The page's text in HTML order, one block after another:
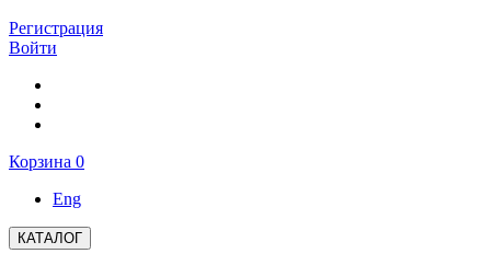
Регистрация
Войти
Корзина 0
Eng
КАТАЛОГ